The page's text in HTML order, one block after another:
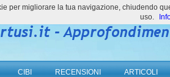
CIBI RECENSIONI ARTICOLI
per migliorare la tua navigazione, chiudendo
uso.